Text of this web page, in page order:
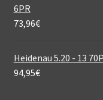
6PR
73,96€
Heidenau 5.20 - 13
94,95€